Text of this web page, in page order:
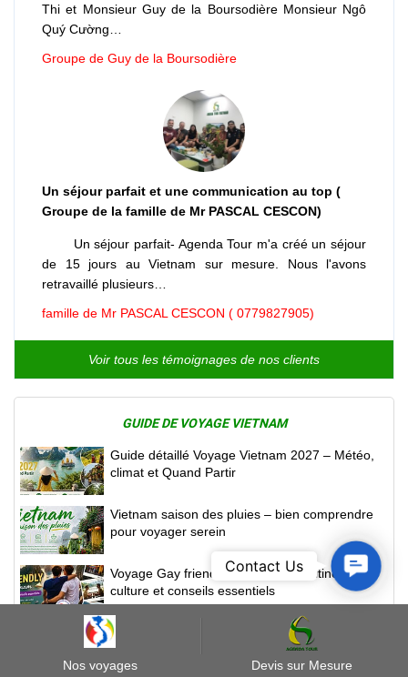
Thi et Monsieur Guy de la Boursodière Monsieur Ngô
Quý Cường…
Groupe de Guy de la Boursodière
Un séjour parfait et une communication au top (
Groupe de la famille de Mr PASCAL CESCON)
Un séjour parfait- Agenda Tour m'a créé un séjour
de 15 jours au Vietnam sur mesure. Nous l'avons
retravaillé plusieurs…
famille de Mr PASCAL CESCON ( 0779827905)
Voir tous les témoignages de nos clients
GUIDE DE VOYAGE VIETNAM
Guide détaillé Voyage Vietnam 2027 – Météo,
climat et Quand Partir
Vietnam saison des pluies – bien comprendre
pour voyager serein
Voyage Gay friendly au Vietnam — itinéraires,
culture et conseils essentiels
Déclaration sanitaire au Vietnam à partir de
juillet 2026
Nos voyages
Devis sur Mesure
Contact
Contact Us